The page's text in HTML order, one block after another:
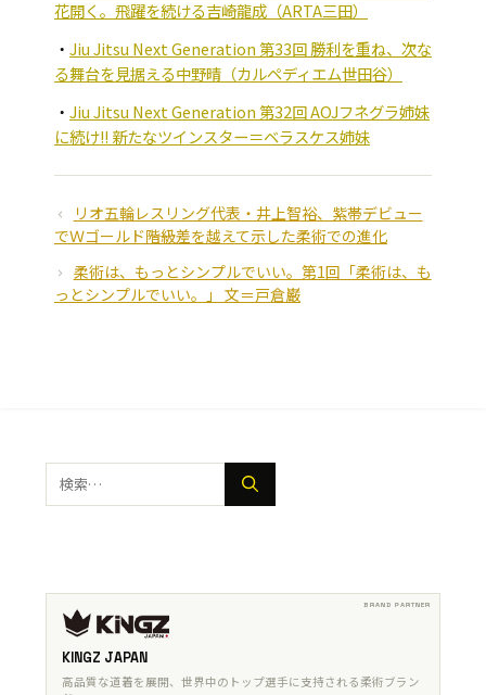
花開く。飛躍を続ける吉崎龍成（ARTA三田）
Jiu Jitsu Next Generation 第33回 勝利を重ね、次な
る舞台を見据える中野晴（カルペディエム世田谷）
Jiu Jitsu Next Generation 第32回 AOJフネグラ姉妹
に続け!! 新たなツインスター＝ベラスケス姉妹
リオ五輪レスリング代表・井上智裕、紫帯デビュー
でＷゴールド――階級差を越えて示した柔術での進化
柔術は、もっとシンプルでいい。第1回「柔術は、も
っとシンプルでいい。」 文＝戸倉巌
検
索:
KINGZ JAPAN
高品質な道着を展開、世界中のトップ選手に支持される柔術ブラン